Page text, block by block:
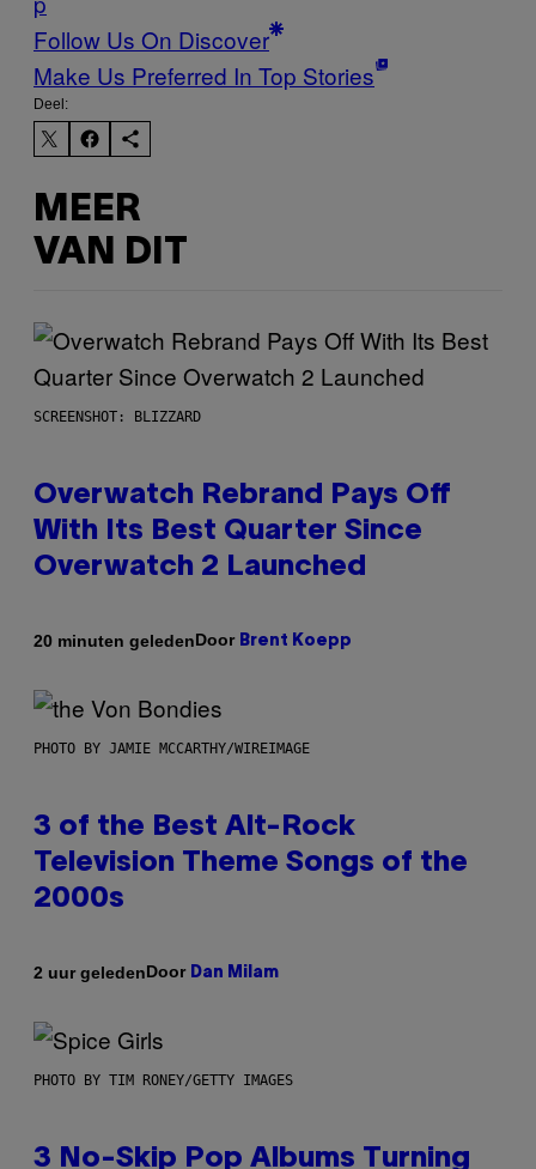
Follow Us On Discover
Make Us Preferred In Top Stories
Deel:
MEER
VAN DIT
SCREENSHOT: BLIZZARD
Overwatch Rebrand Pays Off
With Its Best Quarter Since
Overwatch 2 Launched
20 minuten geledenDoor Brent Koepp
PHOTO BY JAMIE MCCARTHY/WIREIMAGE
3 of the Best Alt-Rock
Television Theme Songs of the
2000s
2 uur geledenDoor Dan Milam
PHOTO BY TIM RONEY/GETTY IMAGES
3 No-Skip Pop Albums Turning